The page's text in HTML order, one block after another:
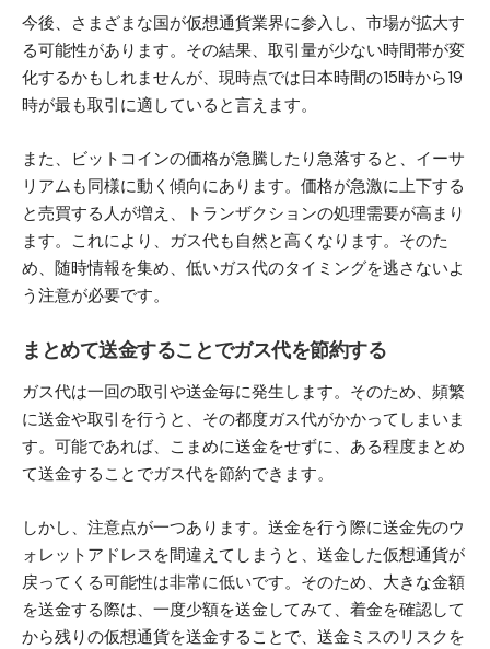
今後、さまざまな国が仮想通貨業界に参入し、市場が拡大す
る可能性があります。その結果、取引量が少ない時間帯が変
化するかもしれませんが、現時点では日本時間の15時から19
時が最も取引に適していると言えます。
また、ビットコインの価格が急騰したり急落すると、イーサ
リアムも同様に動く傾向にあります。価格が急激に上下する
と売買する人が増え、トランザクションの処理需要が高まり
ます。これにより、ガス代も自然と高くなります。そのた
め、随時情報を集め、低いガス代のタイミングを逃さないよ
う注意が必要です。
まとめて送金することでガス代を節約する
ガス代は一回の取引や送金毎に発生します。そのため、頻繁
に送金や取引を行うと、その都度ガス代がかかってしまいま
す。可能であれば、こまめに送金をせずに、ある程度まとめ
て送金することでガス代を節約できます。
しかし、注意点が一つあります。送金を行う際に送金先のウ
ォレットアドレスを間違えてしまうと、送金した仮想通貨が
戻ってくる可能性は非常に低いです。そのため、大きな金額
を送金する際は、一度少額を送金してみて、着金を確認して
から残りの仮想通貨を送金することで、送金ミスのリスクを